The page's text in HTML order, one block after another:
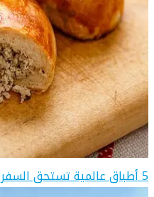
5 أطباق عالمية تستحق السفر لتذوّقها